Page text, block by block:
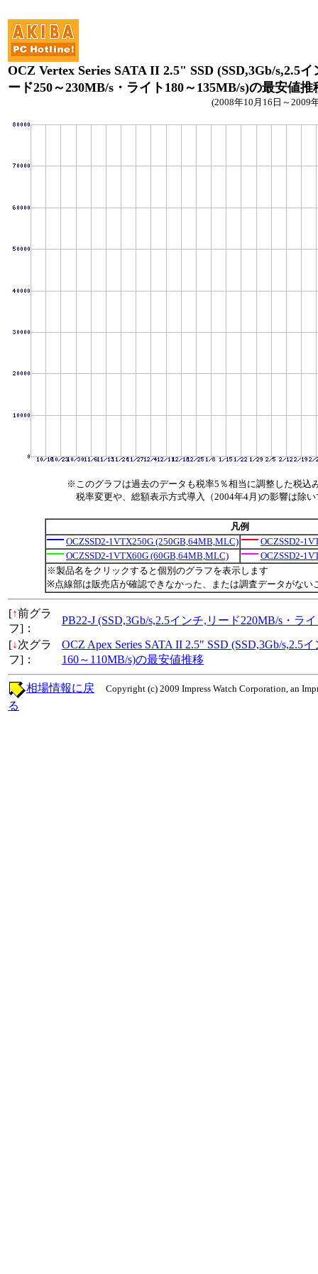
OCZ Vertex Series SATA II 2.5" SSD (SSD,3Gb/s,2.5イ
ード250～230MB/s・ライト180～135MB/s)の最安値推
(2008年10月16日～2009
※このグラフは過去のデータも税率5％相当に調整した税込
税率変更や、総額表示方式導入（2004年4月)の影響は除い
凡例
OCZSSD2-1VTX250G (250GB,64MB,MLC)
OCZSSD2-
OCZSSD2-1VTX60G (60GB,64MB,MLC)
OCZSSD2-
※製品名をクリックすると個別のグラフを表示します
※点線部は販売店が確認できなかった、または調査データがない
[↑前グラ
フ]：
PB22-J (SSD,3Gb/s,2.5インチ,リード220MB/s・ラ
[↓次グラ
フ]：
OCZ Apex Series SATA II 2.5" SSD (SSD,3Gb/s,2.5
160～110MB/s)の最安値推移
Copyright (c) 2009 Impress Watch Corporation, an
相場情報に戻
る